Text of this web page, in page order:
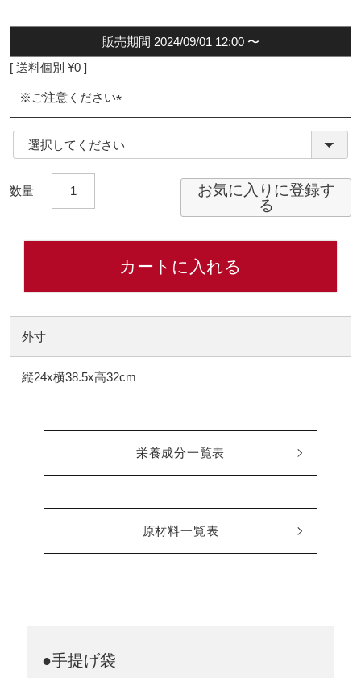
販売期間 2024/09/01 12:00 〜
送料個別 ¥0
※ご注意ください
(必
須)
お気に入りに登録す
る
カートに入れる
外寸
縦24x横38.5x高32cm
栄養成分一覧表
原材料一覧表
●手提げ袋